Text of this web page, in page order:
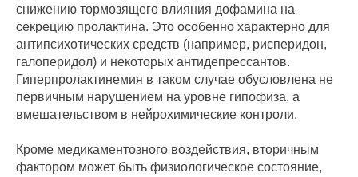
снижению тормозящего влияния дофамина на
секрецию пролактина. Это особенно характерно для
антипсихотических средств (например, рисперидон,
галоперидол) и некоторых антидепрессантов.
Гиперпролактинемия в таком случае обусловлена не
первичным нарушением на уровне гипофиза, а
вмешательством в нейрохимические контроли.
Кроме медикаментозного воздействия, вторичным
фактором может быть физиологическое состояние,